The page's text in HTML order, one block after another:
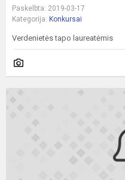
Paskelbta: 2019-03-17
Kategorija: Konkursai
Verdenietės tapo laureatėmis